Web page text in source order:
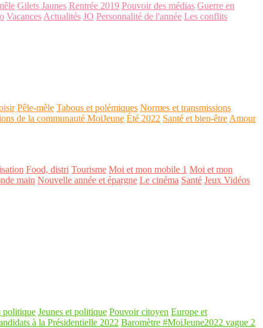
Gilets Jaunes Rentrée 2019 Pouvoir des médias Guerre en
Vacances Actualités JO Personnalité de l'année Les conflits
Pêle-mêle Tabous et polémiques Normes et transmissions
de la communauté MoiJeune Été 2022 Santé et bien-être Amour
Food, distri Tourisme Moi et mon mobile 1 Moi et mon
main Nouvelle année et épargne Le cinéma Santé Jeux Vidéos
politique Jeunes et politique Pouvoir citoyen Europe et
à la Présidentielle 2022 Baromètre #MoiJeune2022 vague 2